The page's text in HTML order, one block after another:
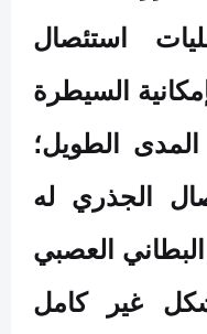
في 9 عمليات استئصال
السيطرة
الطويل؛
الجذري له
العصبي
غير كامل